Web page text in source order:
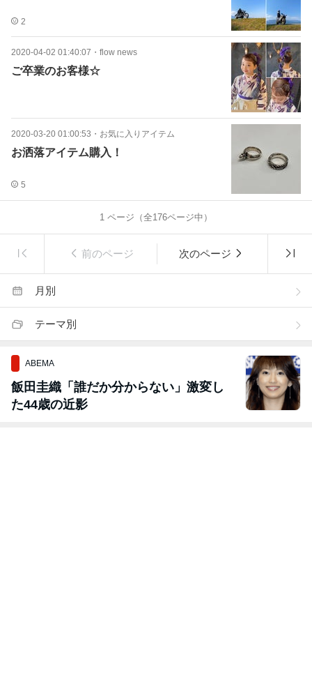
2
2020-04-02 01:40:07 ・ flow news
ご卒業のお客様☆
2020-03-20 01:00:53 ・ お気に入りアイテム
お洒落アイテム購入！
5
1 ページ（全176ページ中）
前のページ 次のページ
月別
テーマ別
ABEMA
飯田圭織「誰だか分からない」激変し
た44歳の近影